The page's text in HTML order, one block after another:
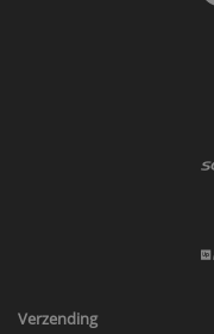
Verzending